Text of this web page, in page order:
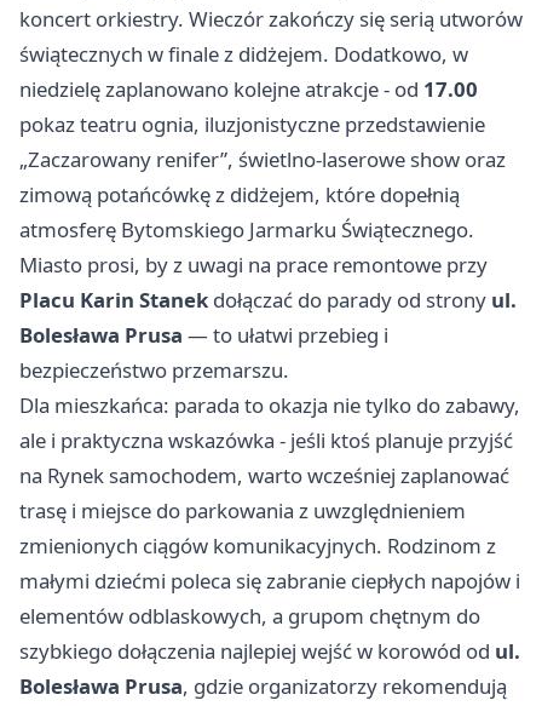
koncert orkiestry. Wieczór zakończy się serią utworów
świątecznych w finale z didżejem. Dodatkowo, w
niedzielę zaplanowano kolejne atrakcje - od 17.00
pokaz teatru ognia, iluzjonistyczne przedstawienie
„Zaczarowany renifer”, świetlno-laserowe show oraz
zimową potańcówkę z didżejem, które dopełnią
atmosferę Bytomskiego Jarmarku Świątecznego.
Miasto prosi, by z uwagi na prace remontowe przy
Placu Karin Stanek dołączać do parady od strony ul.
Bolesława Prusa — to ułatwi przebieg i
bezpieczeństwo przemarszu.
Dla mieszkańca: parada to okazja nie tylko do zabawy,
ale i praktyczna wskazówka - jeśli ktoś planuje przyjść
na Rynek samochodem, warto wcześniej zaplanować
trasę i miejsce do parkowania z uwzględnieniem
zmienionych ciągów komunikacyjnych. Rodzinom z
małymi dziećmi poleca się zabranie ciepłych napojów i
elementów odblaskowych, a grupom chętnym do
szybkiego dołączenia najlepiej wejść w korowód od ul.
Bolesława Prusa, gdzie organizatorzy rekomendują